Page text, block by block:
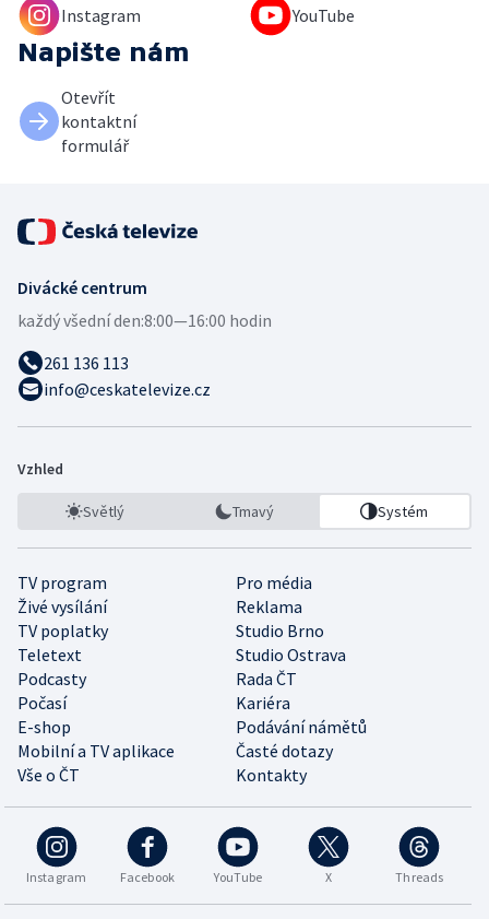
Instagram YouTube
Napište nám
Otevřít
kontaktní
formulář
Divácké centrum
každý všední den:8:00—16:00 hodin
261 136 113
info@ceskatelevize.cz
Vzhled
Světlý Tmavý Systém
TV program
Pro média
Živé vysílání
Reklama
TV poplatky
Studio Brno
Teletext
Studio Ostrava
Podcasty
Rada ČT
Počasí
Kariéra
E-shop
Podávání námětů
Mobilní a TV aplikace
Časté dotazy
Vše o ČT
Kontakty
Instagram Facebook YouTube X Threads